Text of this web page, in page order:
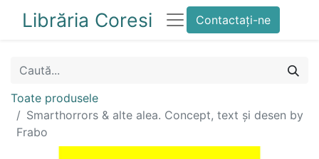
Librăria Coresi Contactați-ne
Toate produsele
Smarthorrors & alte alea. Concept, text şi desen by
Frabo